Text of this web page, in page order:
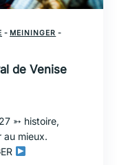
- MEININGER -
de Venise
➳ histoire,
au mieux.